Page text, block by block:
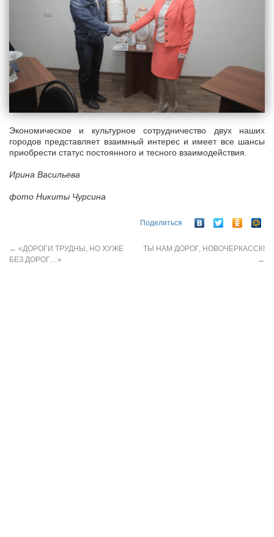
Экономическое и культурное сотрудничество двух наших
городов представляет взаимный интерес и имеет все шансы
приобрести статус постоянного и тесного взаимодействия.
Ирина Васильева
фото Никиты Чурсина
Поделиться
← «ДОРОГИ ТРУДНЫ, НО ХУЖЕ
БЕЗ ДОРОГ…»
ТЫ НАМ ДОРОГ, НОВОЧЕРКАССК!
→